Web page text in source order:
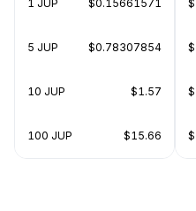
1 JUP $0.15661571
5 JUP $0.78307854
10 JUP $1.57
100 JUP $15.66